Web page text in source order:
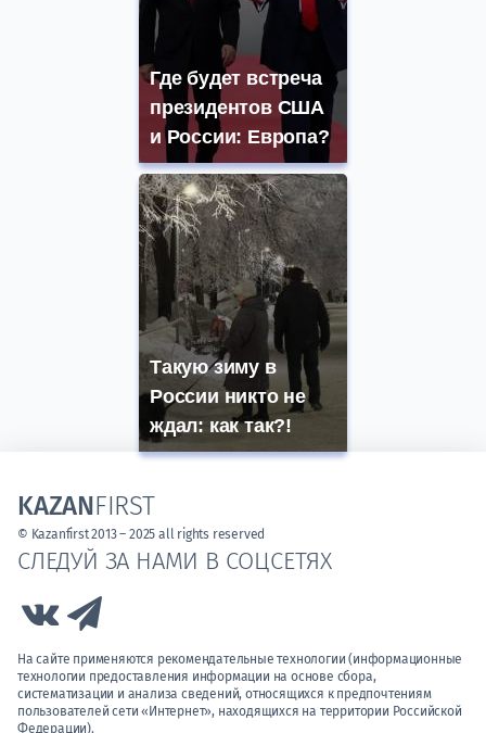
Где будет встреча
президентов США
и России: Европа?
Такую зиму в
России никто не
ждал: как так?!
СЛЕДУЙ ЗА НАМИ В СОЦСЕТЯХ
Link to Vk
На сайте применяются рекомендательные технологии (информационные
технологии предоставления информации на основе сбора,
систематизации и анализа сведений, относящихся к предпочтениям
пользователей сети «Интернет», находящихся на территории Российской
Федерации).
KAZANFIRST
© Kazanfirst 2013 – 2025 all rights reserved